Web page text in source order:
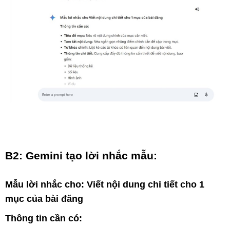
B2: Gemini tạo lời nhắc mẫu:
Mẫu lời nhắc cho: Viết nội dung chi tiết cho 1
mục của bài đăng
Thông tin cần có: